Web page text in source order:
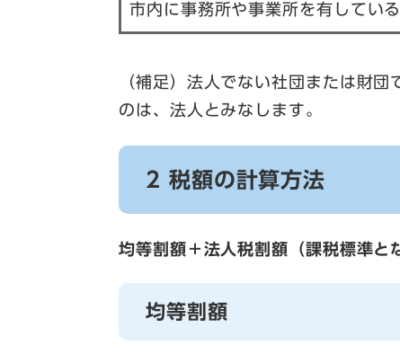
市内に事務所や事業所を有してい
（補足）法人でない社団または財
のは、法人とみなします。
2 税額の計算方法
均等割額＋法人税割額（課税標準と
均等割額